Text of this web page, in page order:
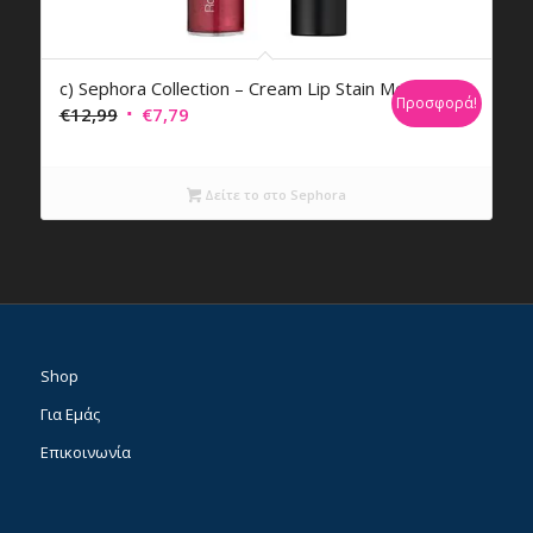
c) Sephora Collection – Cream Lip Stain Metal
€12,99 Original
€7,79Η
είναι:
€7,79.
Προσφορά!
Δείτε το στο Sephora
Shop
Για Εμάς
Επικοινωνία